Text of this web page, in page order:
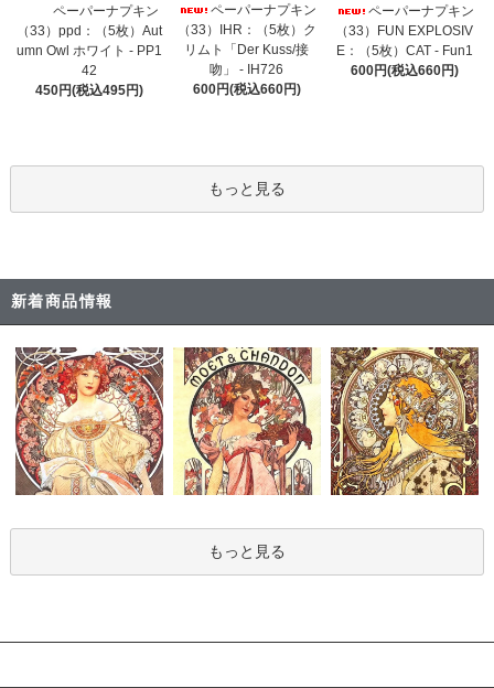
ペーパーナプキン
（33）ppd：（5枚）Aut
umn Owl ホワイト - PP1
42
450円(税込495円)
ペーパーナプキン
（33）IHR：（5枚）ク
リムト「Der Kuss/接
吻」 - IH726
600円(税込660円)
ペーパーナプキン
（33）FUN EXPLOSIV
E：（5枚）CAT - Fun1
600円(税込660円)
もっと見る
新着商品情報
もっと見る